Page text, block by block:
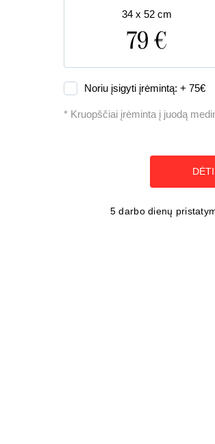
34 x 52 cm
79 €
Noriu įsigyti įrėmintą: + 75€
* Kruopščiai įrėminta į juodą
5 darbo dienų